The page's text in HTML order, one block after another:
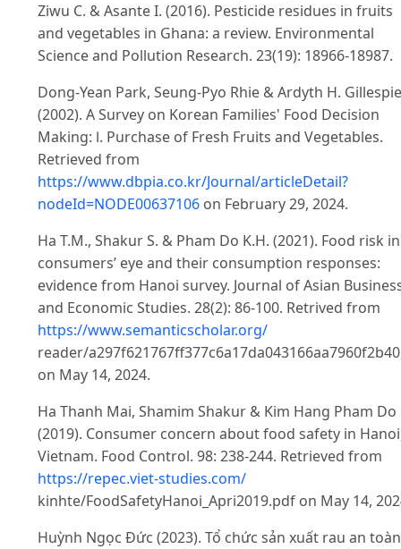
Ziwu C. & Asante I. (2016). Pesticide residues in fruits
and vegetables in Ghana: a review. Environmental
Science and Pollution Research. 23(19): 18966-18987.
Dong-Yean Park, Seung-Pyo Rhie & Ardyth H. Gillespie
(2002). A Survey on Korean Families' Food Decision
Making: Ⅰ. Purchase of Fresh Fruits and Vegetables.
Retrieved from
https://www.dbpia.co.kr/Journal/articleDetail?
nodeId=NODE00637106 on February 29, 2024.
Ha T.M., Shakur S. & Pham Do K.H. (2021). Food risk in
consumers’ eye and their consumption responses:
evidence from Hanoi survey. Journal of Asian
and Economic Studies. 28(2): 86-100. Retrived from
https://www.semanticscholar.org/
reader/a297f621767ff377c6a17da043166aa7960f2b40
on May 14, 2024.
Ha Thanh Mai, Shamim Shakur & Kim Hang Pham Do
(2019). Consumer concern about food safety in
Vietnam. Food Control. 98: 238-244. Retrieved from
https://repec.viet-studies.com/
kinhte/FoodSafetyHanoi_Apri2019.pdf on May 14,
Huỳnh Ngọc Đức (2023). Tổ chức sản xuất rau an toàn